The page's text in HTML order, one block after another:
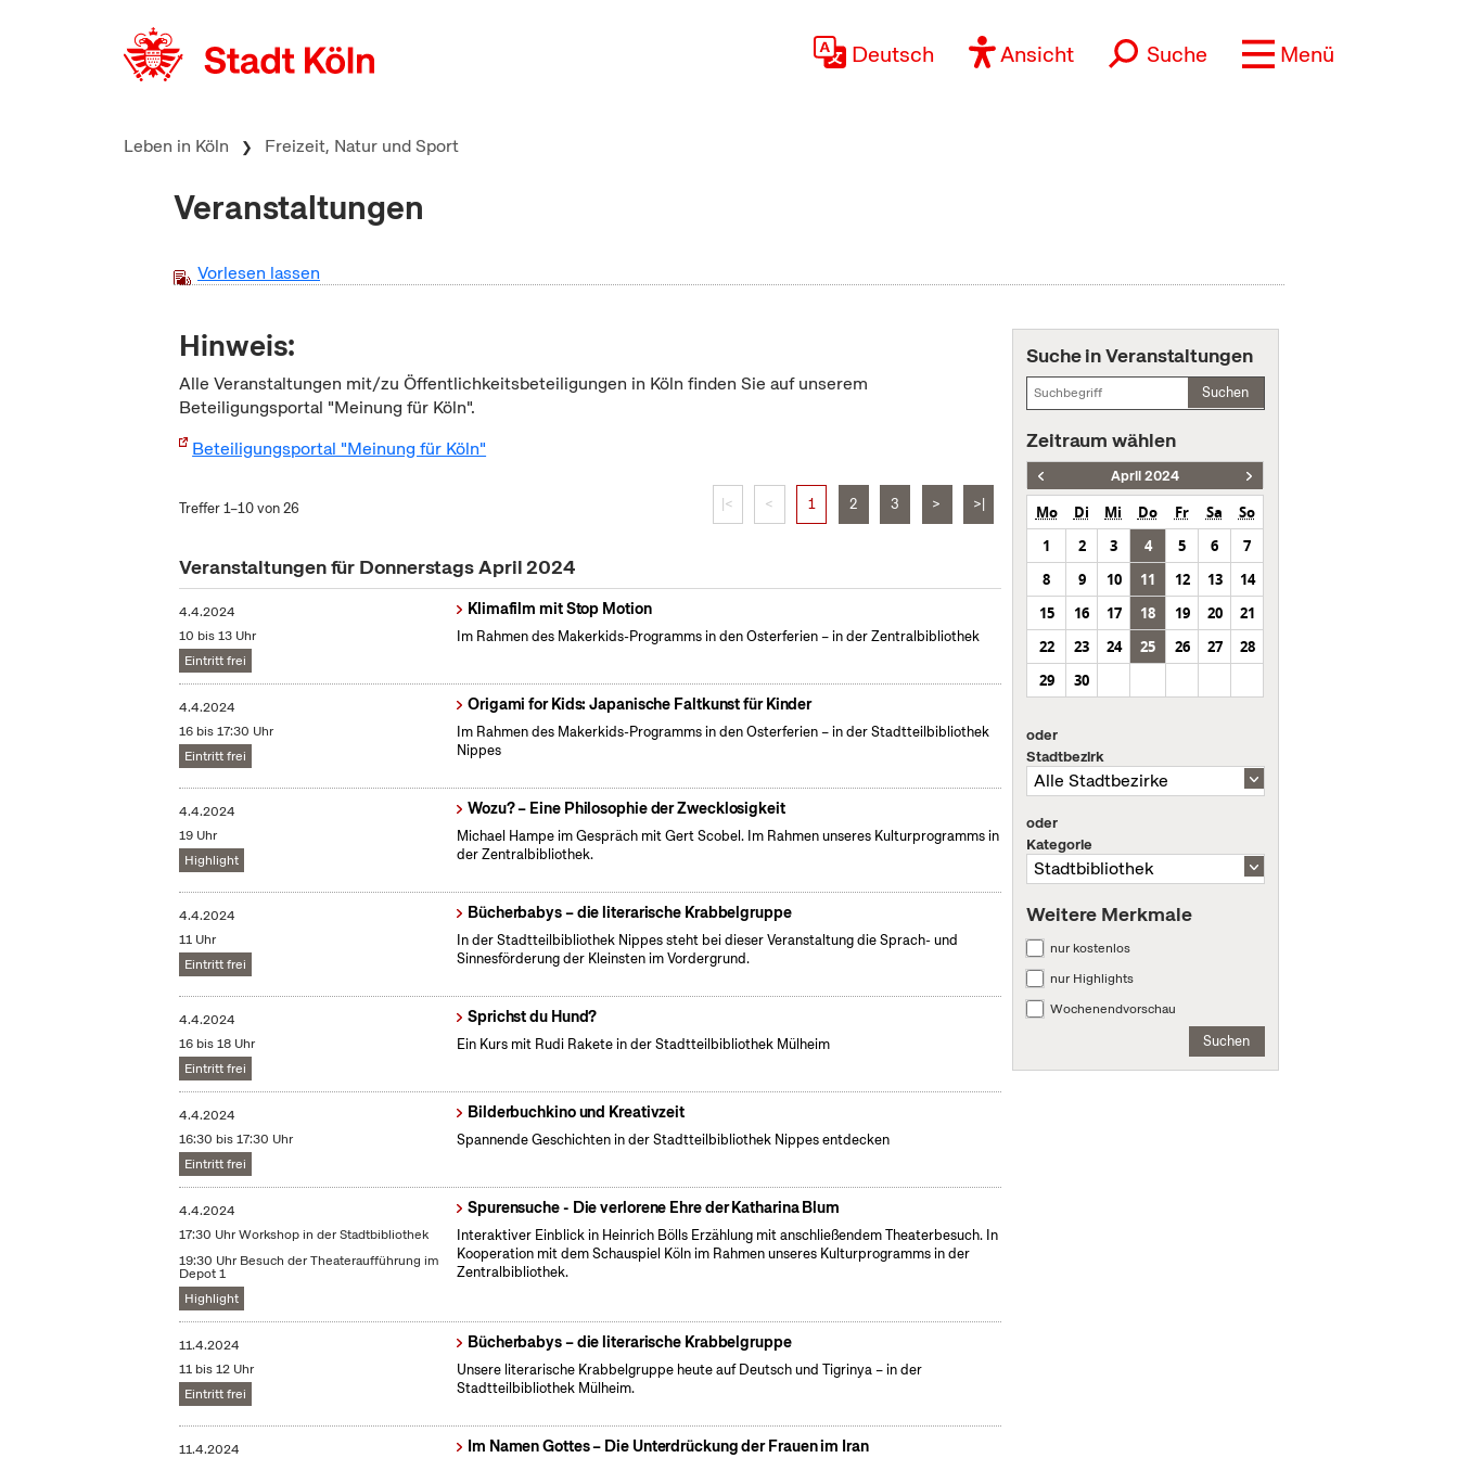
Deutsch Ansicht Suche Menü
Leben in Köln Freizeit, Natur und Sport
Veranstaltungen
Vorlesen lassen
Hinweis:
Alle Veranstaltungen mit/zu Öffentlichkeitsbeteiligungen in Köln finden Sie auf unserem
Beteiligungsportal "Meinung für Köln".
Beteiligungsportal "Meinung für Köln"
Treffer 1–10 von 26 |< < 1 2 3 > >|
Veranstaltungen für Donnerstags April 2024
4.4.2024
10 bis 13 Uhr
Eintritt frei
Klimafilm mit Stop Motion
Im Rahmen des Makerkids-Programms in den Osterferien – in der Zentralbibliothek
4.4.2024
16 bis 17:30 Uhr
Eintritt frei
Origami for Kids: Japanische Faltkunst für Kinder
Im Rahmen des Makerkids-Programms in den Osterferien – in der Stadtteilbibliothek
Nippes
4.4.2024
19 Uhr
Highlight
Wozu? – Eine Philosophie der Zwecklosigkeit
Michael Hampe im Gespräch mit Gert Scobel. Im Rahmen unseres Kulturprogramms in
der Zentralbibliothek.
4.4.2024
11 Uhr
Eintritt frei
Bücherbabys – die literarische Krabbelgruppe
In der Stadtteilbibliothek Nippes steht bei dieser Veranstaltung die Sprach- und
Sinnesförderung der Kleinsten im Vordergrund.
4.4.2024
16 bis 18 Uhr
Eintritt frei
Sprichst du Hund?
Ein Kurs mit Rudi Rakete in der Stadtteilbibliothek Mülheim
4.4.2024
16:30 bis 17:30 Uhr
Eintritt frei
Bilderbuchkino und Kreativzeit
Spannende Geschichten in der Stadtteilbibliothek Nippes entdecken
4.4.2024
17:30 Uhr Workshop in der Stadtbibliothek
19:30 Uhr Besuch der Theateraufführung im
Depot 1
Highlight
Spurensuche - Die verlorene Ehre der Katharina Blum
Interaktiver Einblick in Heinrich Bölls Erzählung mit anschließendem Theaterbesuch. In
Kooperation mit dem Schauspiel Köln im Rahmen unseres Kulturprogramms in der
Zentralbibliothek.
11.4.2024
11 bis 12 Uhr
Eintritt frei
Bücherbabys – die literarische Krabbelgruppe
Unsere literarische Krabbelgruppe heute auf Deutsch und Tigrinya – in der
Stadtteilbibliothek Mülheim.
11.4.2024
Im Namen Gottes – Die Unterdrückung der Frauen im Iran
Suche in Veranstaltungen
Suchen
Zeitraum wählen
April 2024
Mo Di Mi Do Fr Sa
So
1
2 3 4 5 6
7
8
9 10 11 12 13
14
15
16 17 18 19 20
21
22
23 24 25 26 27
28
29
30
oder
Stadtbezirk
oder
Kategorie
Weitere Merkmale
nur kostenlos
nur Highlights
Wochenendvorschau
Suchen